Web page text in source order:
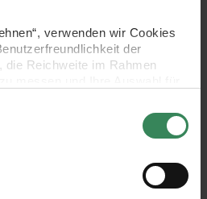
verwenden wir Cookies
der
Reichweite im Rahmen
und kann jederzeit über den
im Fußbereich der Seite
und den Empfängern der
Datenschutzerklärung.
Auswählen
Leinenband wollweiß 11-
fädig 50cm
Summe
34,99 €*